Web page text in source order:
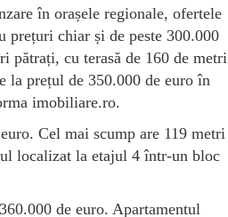
în orașele regionale, ofertele
prețuri chiar și de peste 300.000
pătrați, cu terasă de 160 de metri
la prețul de 350.000 de euro în
imobiliare.ro.
Cel mai scump are 119 metri
localizat la etajul 4 într-un bloc
de euro. Apartamentul